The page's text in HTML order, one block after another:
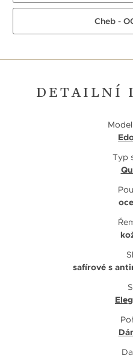
Cheb -
DETAILNÍ
Typ
safírové s